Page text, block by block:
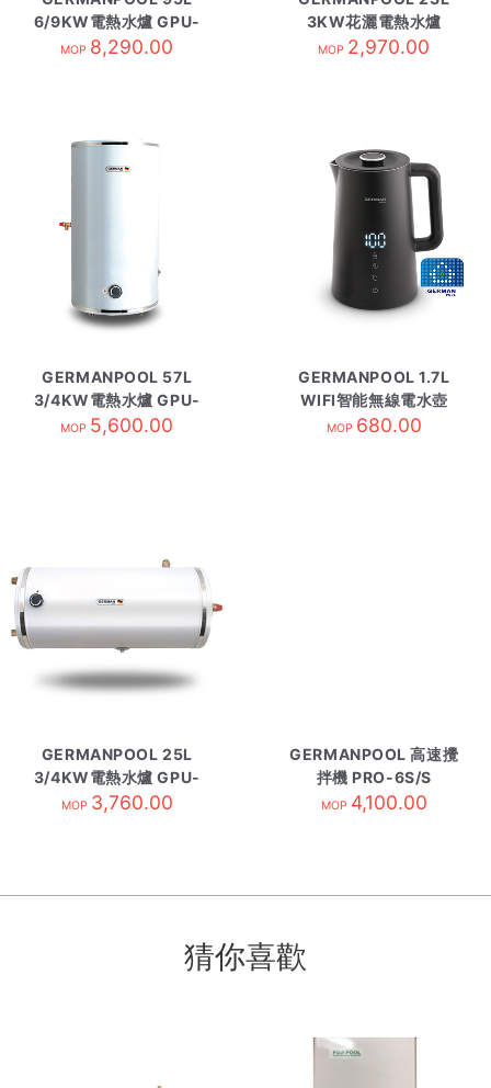
6/9KW電熱水爐 GPU-
25 圓型
MOP 8,290.00
3KW花灑電熱水爐
GPN-603TD
MOP 2,970.00
GERMANPOOL 57L
3/4KW電熱水爐 GPU-
15 圓型
MOP 5,600.00
GERMANPOOL 1.7L
WIFI智能無線電水壺
KTW-117-SC 黑
MOP 680.00
GERMANPOOL 25L
3/4KW電熱水爐 GPU-
6.5EV 右PTV
MOP 3,760.00
GERMANPOOL 高速攪
拌機 PRO-6S/S
MOP 4,100.00
猜你喜歡